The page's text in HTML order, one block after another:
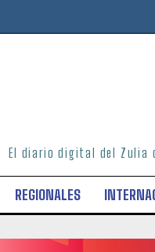
El diario digital del Zulia
REGIONALES